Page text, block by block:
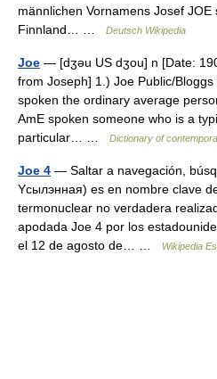
männlichen Vornamens Josef
Finnland… …
Deutsch Wikipedia
Joe — [dʒəu US dʒou] n [Date:
from Joseph] 1.) Joe Public/
spoken the ordinary average
AmE spoken someone who is a
particular… …
Dictionary of
Joe 4 — Saltar a navegación,
Ycылэннaя) es en nombre clave
termonuclear no verdadera
apodada Joe 4 por los
el 12 de agosto de… …
Wikipedia